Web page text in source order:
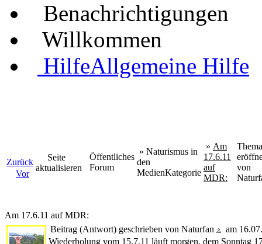
Benachrichtigungen
Willkommen
HilfeAllgemeine Hilfe
Zurück
Vor
Seite
aktualisieren
Öffentliches
Forum
» Naturismus in
den
MedienKategorie
» Am
17.6.11
auf
MDR:
Thema
von
Am 17.6.11 auf MDR:
Beitrag (Antwort) geschrieben von Naturfan
am
Wiederholung vom 15.7.11 läuft morgen, dem Sonntag